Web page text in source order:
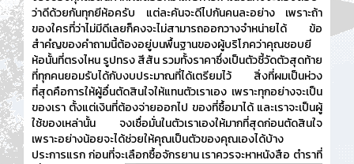
ว่าดีด้วยกันทุกยีห้อครับ แต่ละคันจะดีไปกันคนละอย่าง เพราะถ้า
ของใครที่ว่าไม่มีดีเลยก็คงจะไม่สามารถออกวางจำหน่ายได้ ข้อ
สำคํญของคำถามนี้ต้องอยู่บนพื้นฐานของผู้บริโภคว่าคุณชอบยี
ห้อนั้นที่ตรงไหน รูปทรง สีสัน รวมทั้งราคาซึ่งเป็นตัวชี้วัดตัวสุดท้าย
ที่ทุกคนยอมรับได้กับงบประมาณที่ได้เตรียมไว้ สิ่งที่ผมเป็นห่วง
ที่สุดคือการให้ผู้อื่นตัดสินใจให้แทนตัวเราเอง เพราะทุกอย่างจะเป็น
ของเรา ตั้งแต่เงินที่ต้องจ่ายออกไป ของที่ซื้อมาได้ และเราจะเป็นผู้
ใช้ของเหล่านั้น จงเชื่อมั่นในตัวเราเองให้มากที่สุดก่อนตัดสินใจ
เพราะอย่างน้อยจะได้ช่วยให้คุณเป็นตัวของคุณเองได้บ้าง
ประการแรกก่อนที่จะเลือกซื้อจักรยาน เราควรจะหาหนังสือ ตำราที่